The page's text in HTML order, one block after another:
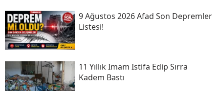
9 Ağustos 2026 Afad Son Depremler
Listesi!
11 Yıllık Imam Istifa Edip Sırra
Kadem Bastı